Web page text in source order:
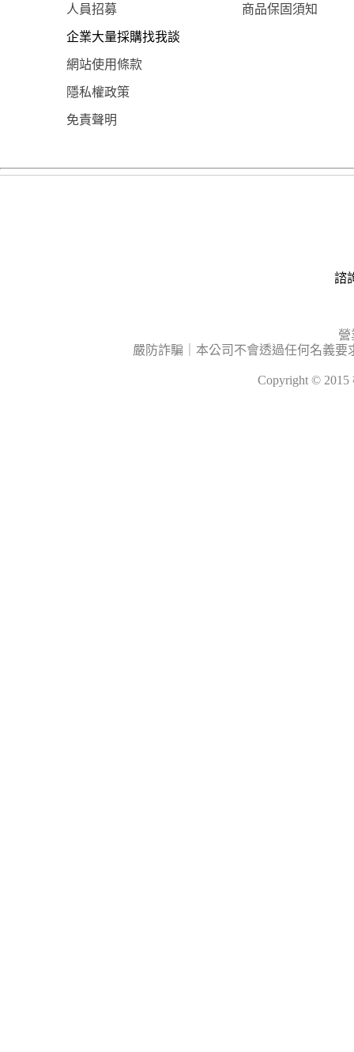
人員招募 商品保固須知
企業大量採購找我談
網站使用條款
隱私權政策
免責聲明
諮
營
嚴防詐騙｜本公司不會透過任何名義
Copyright ©